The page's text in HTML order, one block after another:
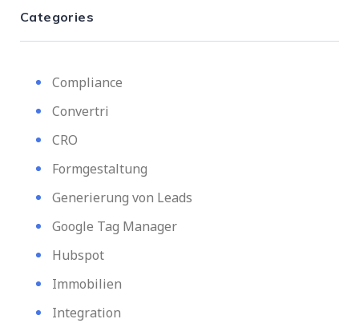
Categories
Compliance
Convertri
CRO
Formgestaltung
Generierung von Leads
Google Tag Manager
Hubspot
Immobilien
Integration